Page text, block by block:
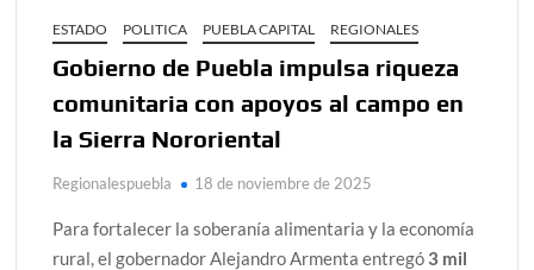
ESTADO POLITICA PUEBLA CAPITAL REGIONALES
Gobierno de Puebla impulsa riqueza
comunitaria con apoyos al campo en
la Sierra Nororiental
Regionalespuebla 18 de noviembre de 2025
Para fortalecer la soberanía alimentaria y la economía
rural, el gobernador Alejandro Armenta entregó 3 mil